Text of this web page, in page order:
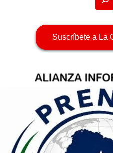
Suscríbete a La